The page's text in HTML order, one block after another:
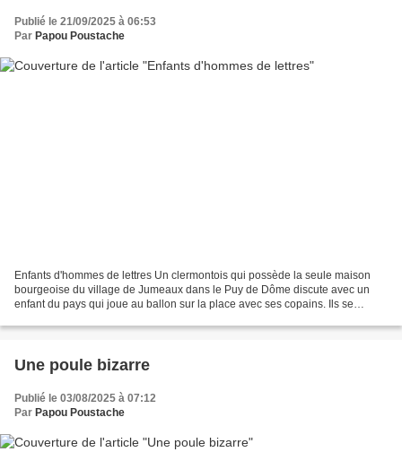
Publié le 21/09/2025 à 06:53
Par Papou Poustache
Enfants d'hommes de lettres Un clermontois qui possède la seule maison
bourgeoise du village de Jumeaux dans le Puy de Dôme discute avec un
enfant du pays qui joue au ballon sur la place avec ses copains. Ils se
Une poule bizarre
Publié le 03/08/2025 à 07:12
Par Papou Poustache